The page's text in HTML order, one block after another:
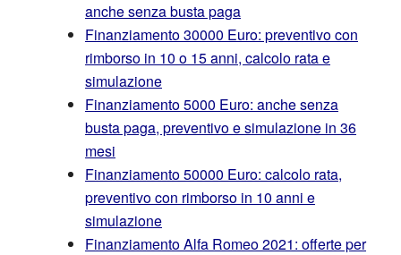
anche senza busta paga
Finanziamento 30000 Euro: preventivo con
rimborso in 10 o 15 anni, calcolo rata e
simulazione
Finanziamento 5000 Euro: anche senza
busta paga, preventivo e simulazione in 36
mesi
Finanziamento 50000 Euro: calcolo rata,
preventivo con rimborso in 10 anni e
simulazione
Finanziamento Alfa Romeo 2021: offerte per